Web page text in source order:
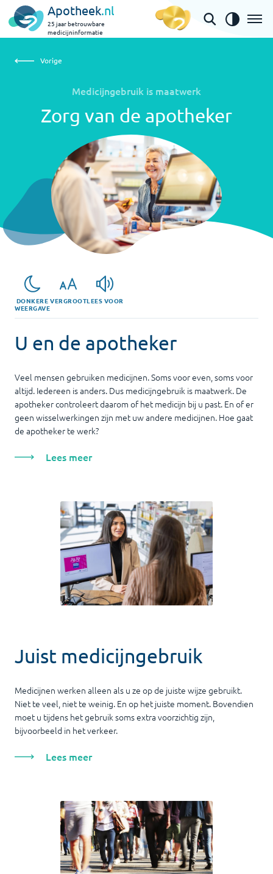
Apotheek.nl
25 jaar betrouwbare
medicijninformatie
Zorg van de apotheker
Vorige
Medicijngebruik is maatwerk
Zorg van de apotheker
DONKERE
WEERGAVE
VERGROOTLEES VOOR
U en de apotheker
Veel mensen gebruiken medicijnen. Soms voor even, soms voor
altijd. Iedereen is anders. Dus medicijngebruik is maatwerk. De
apotheker controleert daarom of het medicijn bij u past. En of er
geen wisselwerkingen zijn met uw andere medicijnen. Hoe gaat
de apotheker te werk?
Lees meer
Juist medicijngebruik
Medicijnen werken alleen als u ze op de juiste wijze gebruikt.
Niet te veel, niet te weinig. En op het juiste moment. Bovendien
moet u tijdens het gebruik soms extra voorzichtig zijn,
bijvoorbeeld in het verkeer.
Lees meer